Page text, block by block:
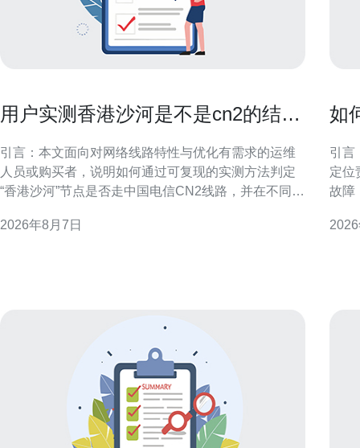
用户实测香港沙河是不是cn2的结果
引言：本文面向对网络线路特性与优化有需求的运维
人员或购买者，说明如何通过可复现的实测方法判定
“香港沙河”节点是否走中国电信CN2线路，并在不同判
断言，提供操作步骤与解读要点，方便读者自行复
2026年8月7日
如
引言
定位
故障
时间内恢复访